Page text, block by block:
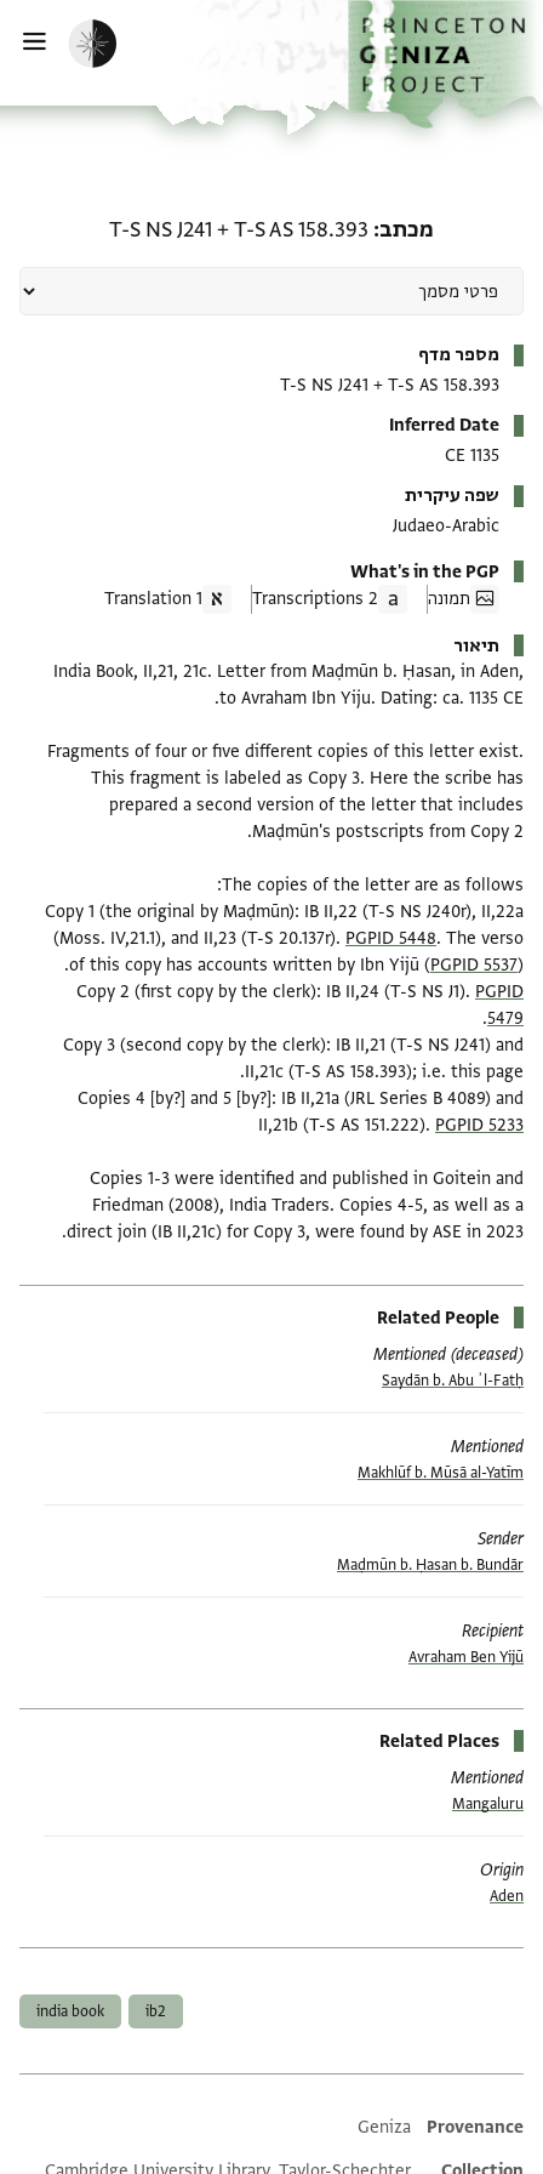
לתוכןהבית
הפעלת מצב כהה
מכתב T-S AS 158.393
+
T-S NS J241
מספר מדף
T-S AS 158.393
+
T-S NS J241
Inferred Date
1135 CE
שפה עיקרית
Judaeo-Arabic
What's in the PGP
תמונה
2 Transcriptions
1 Translation
תיאור
India Book, II,21, 21c. Letter from Maḍmūn b. Ḥasan, in Aden,
Fragments of four or five different copies of this letter exist.
This fragment is labeled as Copy 3. Here the scribe has
prepared a second version of the letter that includes
Copy 1 (the original by Maḍmūn): IB II,22 (T-S NS J240r), II,22a
(Moss. IV,21.1), and II,23 (T-S 20.137r).PGPID 5448 . The verso
of this copy has accounts written by Ibn Yijū (PGPID 5537
Copy 2 (first copy by the clerk): IB II,24 (T-S NS J1).PGPID
5479
Copy 3 (second copy by the clerk): IB II,21 (T-S NS J241) and
Copies 4 [by?] and 5 [by?]: IB II,21a (JRL Series B 4089) and
II,21b (T-S AS 151.222).PGPID 5233
Copies 1-3 were identified and published in Goitein and
Friedman (2008), India Traders. Copies 4-5, as well as a
direct join (IB II,21c) for Copy 3, were found by ASE in 2023.
Related People
Mentioned (deceased)
Saydān b. Abu ʾl-Fatḥ
Mentioned
Makhlūf b. Mūsā al-Yatīm
Sender
Maḍmūn b. Ḥasan b. Bundār
Recipient
Avraham Ben Yijū
Related Places
Mentioned
Mangaluru
Origin
Aden
ib2
india book
Additional metadata
Provenance
Geniza